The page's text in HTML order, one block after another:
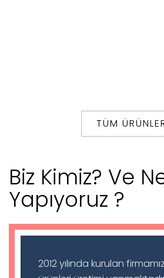
TÜM
Biz Kimiz? Ve
Yapıyoruz ?
2012 yılında kurulan